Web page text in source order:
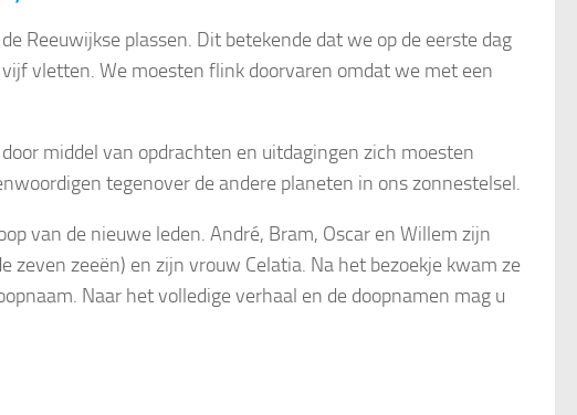
Reeuwijkse plassen. Dit betekende dat we op de eerste dag
vletten. We moesten flink doorvaren omdat we met een
middel van opdrachten en uitdagingen zich moesten
tegenover de andere planeten in ons zonnestelsel.
van de nieuwe leden. André, Bram, Oscar en Willem zijn
zeven zeeën) en zijn vrouw Celatia. Na het bezoekje kwam ze
Naar het volledige verhaal en de doopnamen mag u